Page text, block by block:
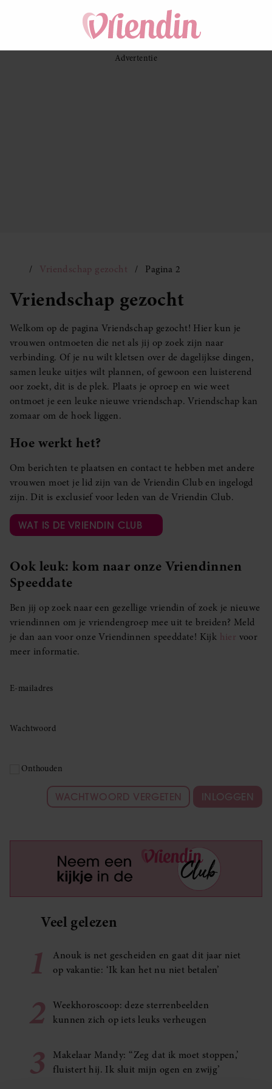
Vriendschap gezocht Pagina 2
Vriendschap gezocht
Welkom op de pagina Vriendschap gezocht! Hier kun je
vrouwen ontmoeten die net als jij op zoek zijn naar
verbinding. Of je nu wilt kletsen over de dagelijkse dingen,
samen leuke uitjes wilt plannen, of gewoon een luisterend
oor zoekt, dit is de plek. Plaats je oproep en wie weet
ontmoet je een leuke nieuwe vriendschap. Vriendschap kan
zomaar om de hoek liggen.
Hoe werkt het?
Om berichten te plaatsen en contact te hebben met andere
vrouwen moet je lid zijn van de Vriendin Club en ingelogd
zijn. Dit is exclusief voor leden van de Vriendin Club.
WAT IS DE VRIENDIN CLUB
Ook leuk: kom naar onze Vriendinnen
Speeddate
Ben jij op zoek naar een gezellige vriendin of zoek je nieuwe
vriendinnen om je vriendengroep mee uit te breiden? Meld
je dan aan voor onze Vriendinnen speeddate! Kijk hier voor
meer informatie.
E-mailadres
Wachtwoord
Onthouden
WACHTWOORD VERGETEN INLOGGEN
Veel gelezen
1
Anouk is net gescheiden en gaat dit jaar niet
op vakantie: ‘Ik kan het nu niet betalen’
2
Weekhoroscoop: deze sterrenbeelden
kunnen zich op iets leuks verheugen
3
Makelaar Mandy: ‘‘Zeg dat ik moet stoppen,’
fluistert hij. Ik sluit mijn ogen en zwijg’